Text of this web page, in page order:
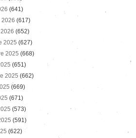
(641)
2026 (617)
(652)
2025 (627)
2025 (668)
(651)
2025 (662)
(669)
(671)
(573)
(591)
(622)